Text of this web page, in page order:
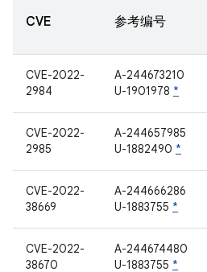
CVE 参考编号
CVE-2022-
2984
A-244673210
U-1901978 *
CVE-2022-
2985
A-244657985
U-1882490 *
CVE-2022-
38669
A-244666286
U-1883755 *
CVE-2022-
38670
A-244674480
U-1883755 *